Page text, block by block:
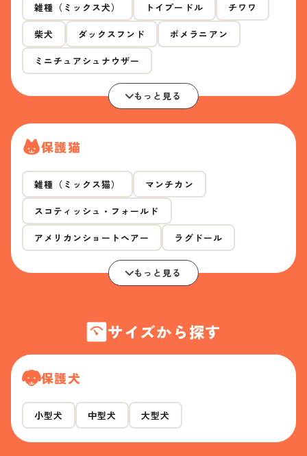
雑種（ミックス犬） トイプードル チワワ
柴犬 ダックスフンド ポメラニアン
ミニチュアシュナウザー
もっと見る
保護猫
雑種（ミックス猫） マンチカン
スコティッシュ・フォールド
アメリカンショートヘアー ラグドール
もっと見る
サイズから探す
保護犬
小型犬 中型犬 大型犬